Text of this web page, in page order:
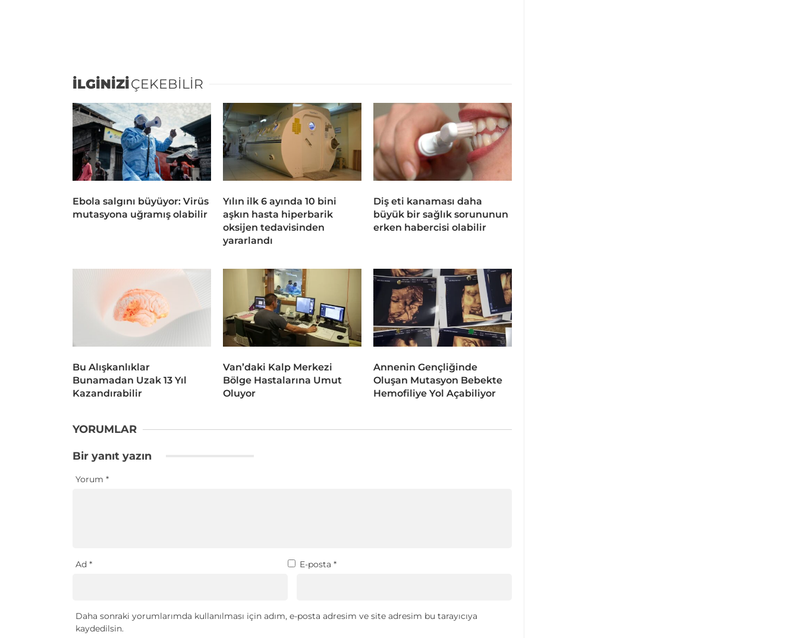
İLGİNİZİÇEKEBİLİR
Ebola salgını büyüyor: Virüs
mutasyona uğramış olabilir
Yılın ilk 6 ayında 10 bini
aşkın hasta hiperbarik
oksijen tedavisinden
yararlandı
Diş eti kanaması daha
büyük bir sağlık sorununun
erken habercisi olabilir
Bu Alışkanlıklar
Bunamadan Uzak 13 Yıl
Kazandırabilir
Van’daki Kalp Merkezi
Bölge Hastalarına Umut
Oluyor
Annenin Gençliğinde
Oluşan Mutasyon Bebekte
Hemofiliye Yol Açabiliyor
YORUMLAR
Bir yanıt yazın
Yorum *
Ad * E-posta *
Daha sonraki yorumlarımda kullanılması için adım, e-posta adresim ve site adresim bu tarayıcıya
kaydedilsin.